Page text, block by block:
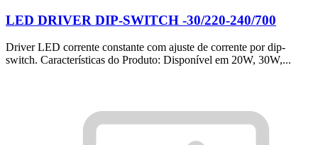
LED DRIVER DIP-SWITCH -30/220-240/700
Driver LED corrente constante com ajuste de corrente por dip-
switch. Características do Produto: Disponível em 20W, 30W,...